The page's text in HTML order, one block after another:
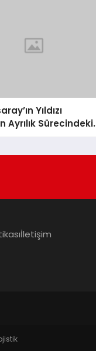
Yıldızı
Ayrılık Sürecindeki
Rapçi L-Gante’den
İletişim